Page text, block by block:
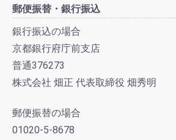
郵便振替・銀行振込
銀行振込の場合
京都銀行府庁前支店
普通376273
株式会社 畑正 代表取締役 畑秀明
郵便振替の場合
01020-5-8678